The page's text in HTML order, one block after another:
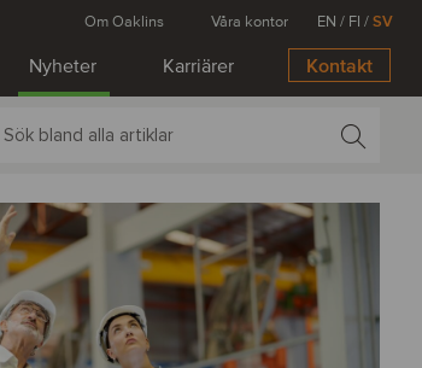
Nyheter Karriärer Kontakt
Om Oaklins Våra kontor EN / FI /SV